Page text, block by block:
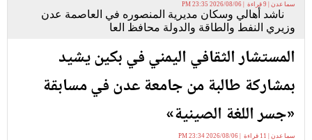
سما عدن | 9 قراءة | 2026/08/06 23:35 PM
ناشد أهالي وسكان مديرية المنصوره في العاصمة عدن
وزيري النفط والطاقة والدولة محافظ العا
المستشار الثقافي اليمني في بكين يشيد
بمشاركة طالبة من جامعة عدن في مسابقة
«جسر اللغة الصينية»
سما عدن | 11 قراءة | 2026/08/06 23:34 PM